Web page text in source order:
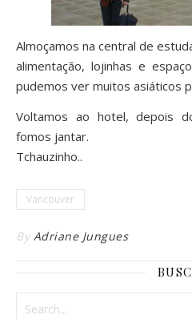
Almoçamos na central de
alimentação, lojinhas e
pudemos ver muitos asiáticos
Voltamos ao hotel, depois
fomos jantar.
Tchauzinho..
Vancouver
By Adriane Jungues